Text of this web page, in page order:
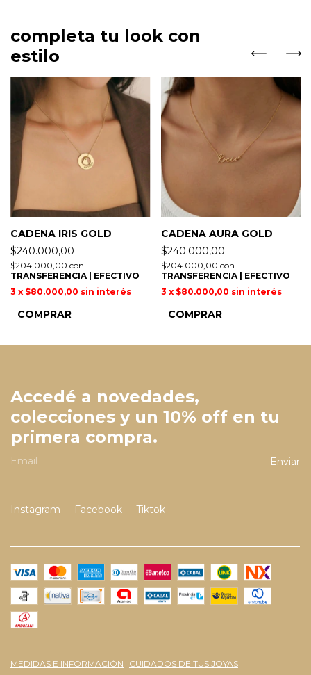
completa tu look con
estilo
CADENA IRIS GOLD
$240.000,00
$204.000,00 con
TRANSFERENCIA | EFECTIVO
3 x $80.000,00 sin interés
COMPRAR
CADENA AURA GOLD
$240.000,00
$204.000,00 con
TRANSFERENCIA | EFECTIVO
3 x $80.000,00 sin interés
COMPRAR
Accedé a novedades,
colecciones y un 10% off en tu
primera compra.
Instagram Facebook Tiktok
MEDIDAS E INFORMACIÓN CUIDADOS DE TUS JOYAS